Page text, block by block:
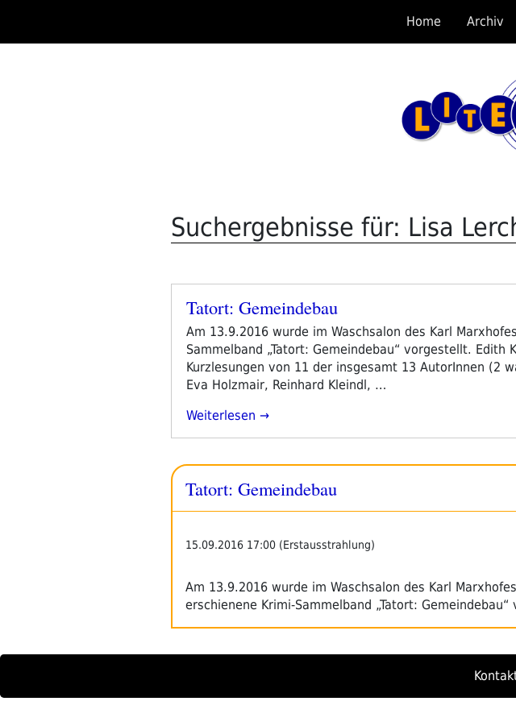
springen
Home Archiv
Suchergebnisse für: Lisa
Veröffentlicht
Tatort: Gemeindebau
Am 13.9.2016 wurde im Waschsalon des Karl
Sammelband „Tatort: Gemeindebau“ vorgestellt.
Kurzlesungen von 11 der insgesamt 13 AutorInnen (2
Eva Holzmair, Reinhard Kleindl, …
„Tatort:
Weiterlesen
Tatort: Gemeindebau
15.09.2016 17:00 (Erstausstrahlung)
Am 13.9.2016 wurde im Waschsalon des Karl
erschienene Krimi-Sammelband „Tatort: